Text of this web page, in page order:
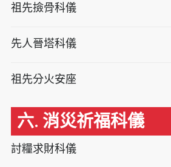
祖先撿骨科儀
先人晉塔科儀
祖先分火安座
六. 消災祈福科儀
討糧求財科儀